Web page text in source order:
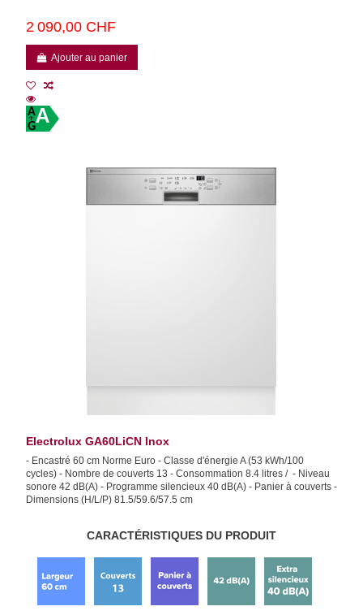
2 090,00 CHF
Ajouter au panier
A
Electrolux GA60LiCN Inox
- Encastré 60 cm Norme Euro - Classe d'énergie A (53 kWh/100
cycles) - Nombre de couverts 13 - Consommation 8.4 litres / - Niveau
sonore 42 dB(A) - Programme silencieux 40 dB(A) - Panier à couverts -
Dimensions (H/L/P) 81.5/59.6/57.5 cm
CARACTÉRISTIQUES DU PRODUIT